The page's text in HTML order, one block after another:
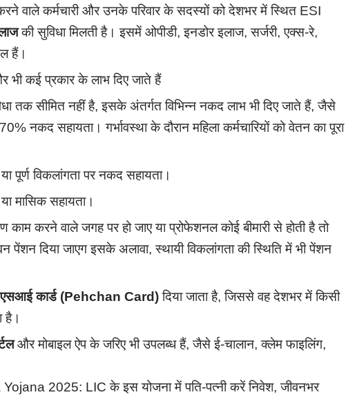
वाले कर्मचारी और उनके परिवार के सदस्यों को देशभर में स्थित ESI
की सुविधा मिलती है। इसमें ओपीडी, इनडोर इलाज, सर्जरी, एक्स-रे,
हैं।
भी कई प्रकार के लाभ दिए जाते हैं
तक सीमित नहीं है, इसके अंतर्गत विभिन्न नकद लाभ भी दिए जाते हैं, जैसे
नकद सहायता। गर्भावस्था के दौरान महिला कर्मचारियों को वेतन का पूरा
पूर्ण विकलांगता पर नकद सहायता।
मासिक सहायता।
काम करने वाले जगह पर हो जाए या प्रोफेशनल कोई बीमारी से होती है तो
पेंशन दिया जाएग इसके अलावा, स्थायी विकलांगता की स्थिति में भी पेंशन
कार्ड (Pehchan Card)दिया जाता है, जिससे वह देशभर में किसी
है।
और मोबाइल ऐप के जरिए भी उपलब्ध हैं, जैसे ई-चालान, क्लेम फाइलिंग,
2025: LIC के इस योजना में पति-पत्नी करें निवेश, जीवनभर